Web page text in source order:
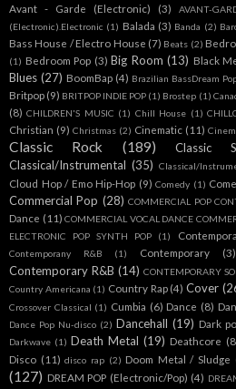
Avant - Garde (Electronic)
(3) AVANT-
(Electronic).Electronic (1) Balada (3) Banda (2)
Bass House / Electro House (7) Beats (2)
(1) Bedroom Pop (3) Big Room (13) Black
Blues (27) BoomBap (4) Brazilian BassDream
Britpop (9) BRITPOP INDIE POP (1) Brostep (1)
(8) CHILDREN'S MUSIC (1) Chill House (1)
Christian (9) Christmas (2) Cinematic (11)
Classic Rock (189) Classic
Classical/Instrumental (35) Classical/
Cloud Hop / Emo Hip-Hop (9) Comedy (1)
Commercial Pop (28) COMMERCIAL POP
Dance (11) COMMERCIAL VOCAL DANCE
ELECTRONIC POP SYNTH POP
(1)
Contemporany R&B (1) Contemporary (3)
Contemporary R&B (14) CONTEMPORARY
Country Americana (1) Country Rap (4) Cover
Crossover Classical (1) Cumbia (6) Dance (8)
Dance Pop Nu-disco (2) Dancehall (19) Dark
Darkwave (1) Death Metal (19) Deathcore
Disco (11) disco rap (2) Doom Metal / Sludge
(127) DREAM POP (Electronic/Pop) (4)